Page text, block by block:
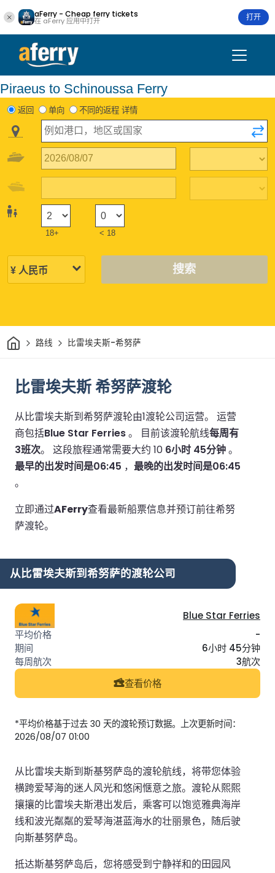
aFerry - Cheap ferry tickets
在 aFerry 应用中打开 打开
Piraeus to Schinoussa Ferry
返回 单向 不同的返程 详情
18+ < 18
搜索
家 路线 比雷埃夫斯-希努萨
比雷埃夫斯 希努萨渡轮
从比雷埃夫斯到希努萨渡轮由1渡轮公司运营。 运营
商包括Blue Star Ferries。 目前该渡轮航线每周有
3班次。 这段旅程通常需要大约 10 6小时 45分钟。
最早的出发时间是06:45 ， 最晚的出发时间是06:45
。
立即通过AFerry查看最新船票信息并预订前往希努
萨渡轮。
从比雷埃夫斯到希努萨的渡轮公司
Blue Star Ferries
-
6小时 45分钟
3航次
查看价格
*平均价格基于过去 30 天的渡轮预订数据。上次更新时间：
2026/08/07 01:00
从比雷埃夫斯到斯基努萨岛的渡轮航线，将带您体验
横跨爱琴海的迷人风光和悠闲惬意之旅。渡轮从熙熙
攘攘的比雷埃夫斯港出发后，乘客可以饱览雅典海岸
线和波光粼粼的爱琴海湛蓝海水的壮丽景色，随后驶
向斯基努萨岛。
抵达斯基努萨岛后，您将感受到宁静祥和的田园风